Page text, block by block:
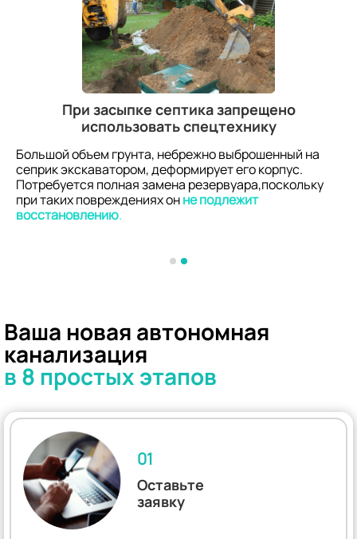
При засыпке септика запрещено
использовать спецтехнику
Большой объем грунта, небрежно выброшенный на
сеприк экскаватором, деформирует его корпус.
Потребуется полная замена резервуара,поскольку
при таких повреждениях онне подлежит
восстановлению.
Ваша новая автономная
канализация
в 8 простых этапов
01
Оставьте
заявку